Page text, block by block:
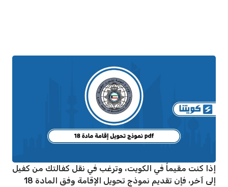
إذا كنت مقيماً في الكويت، وترغب في نقل كفالتك من كفيل
إلى آخر، فإن تقديم نموذج تحويل الإقامة وفق المادة 18